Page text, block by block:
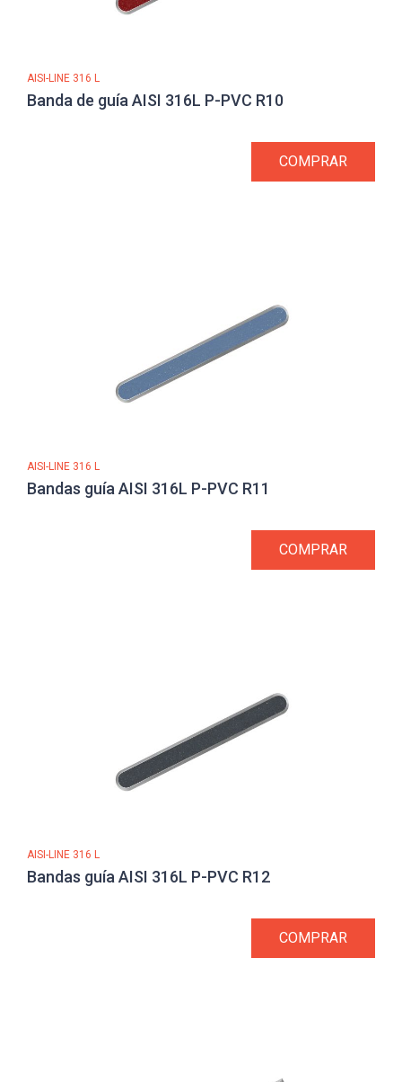
AISI-LINE 316 L
Banda de guía AISI 316L P-PVC R10
COMPRAR
AISI-LINE 316 L
Bandas guía AISI 316L P-PVC R11
COMPRAR
AISI-LINE 316 L
Bandas guía AISI 316L P-PVC R12
COMPRAR